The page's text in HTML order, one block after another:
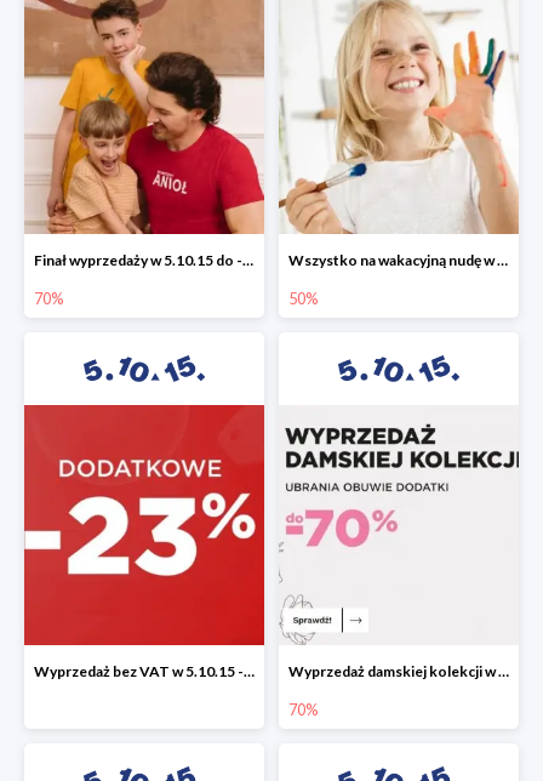
Finał wyprzedaży w 5.10.15 do -70%
70%
Wszystko na wakacyjną nudę w 5.10.15 - gry i zabawki do -50%
50%
Wyprzedaż bez VAT w 5.10.15 - dodatkowe -23% rabatu Wyprzedaż damskiej kolekcji w 5.10.15 - ubrania, obuwie i dodatki do -70%
70%